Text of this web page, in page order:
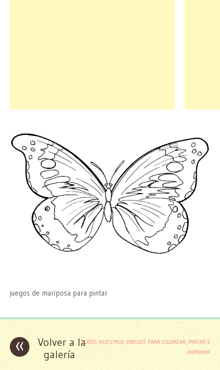
juegos de mariposa para pintar
«
Volver a la
galería
TODOS NUESTROS DIBUJOS PARA COLOREAR, PINTAR E
IMPRIMIR